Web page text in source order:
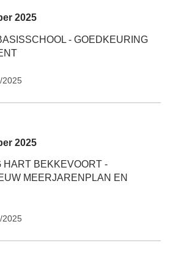
2025
- GOEDKEURING
2025
2025
HART BEKKEVOORT -
MEERJARENPLAN EN
2025